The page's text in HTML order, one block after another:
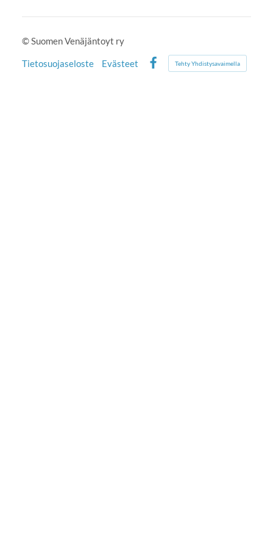
©Suomen Venäjäntoyt ry
Tietosuojaseloste
Evästeet
Facebook
Tehty Yhdistysavaimella